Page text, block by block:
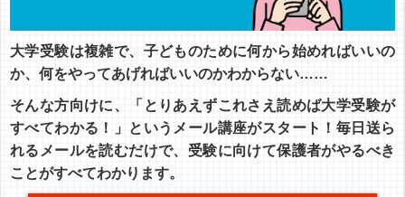
大学受験は複雑で、子どものために何から始めればいいの
か、何をやってあげればいいのかわからない……
そんな方向けに、「とりあえずこれさえ読めば大学受験が
すべてわかる！」というメール講座がスタート！毎日送ら
れるメールを読むだけで、受験に向けて保護者がやるべき
ことがすべてわかります。